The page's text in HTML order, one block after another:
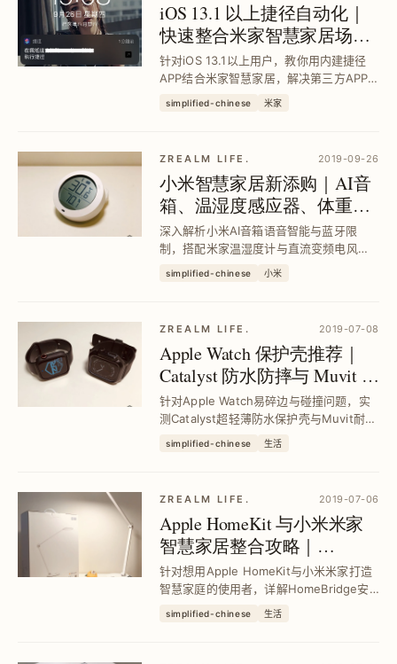
iOS 13.1 以上捷径自动化｜
快速整合米家智慧家居场景
设定教学
针对iOS 13.1以上用户，教你用内建捷径
APP结合米家智慧家居，解决第三方APP
繁琐设定与GPS偏差问题，实现进出家门
自动化通知与操作，提升生活便利度与智
simplified-chinese 米家
ZREALM LIFE. 2019-09-26
小米智慧家居新添购｜AI音
箱、温湿度感应器、体重计
与直流变频电风扇使用心得
深入解析小米AI音箱语音智能与蓝牙限
制，搭配米家温湿度计与直流变频电风扇
智慧连动，解决家居温湿控制与语音操控
痛点，提升居家生活质感与便利性。
simplified-chinese 小米
ZREALM LIFE. 2019-07-08
Apple Watch 保护壳推荐｜
Catalyst 防水防摔与 Muvit 轻
便耐冲击比较开箱
针对Apple Watch易碎边与碰撞问题，实
测Catalyst超轻薄防水保护壳与Muvit耐冲
击保护套，提供360°防护与便利拆装，解
决贴保护贴频繁破损痛点，适合不同运动
simplified-chinese 生活
ZREALM LIFE. 2019-07-06
Apple HomeKit 与小米米家
智慧家居整合攻略｜
HomeBridge 串接设定与自动
化教学
针对想用Apple HomeKit与小米米家打造
智慧家庭的使用者，详解HomeBridge安
装与设定流程，解决不支援HomeKit装置
整合难题，并示范如何利用捷径与IFTTT实
simplified-chinese 生活